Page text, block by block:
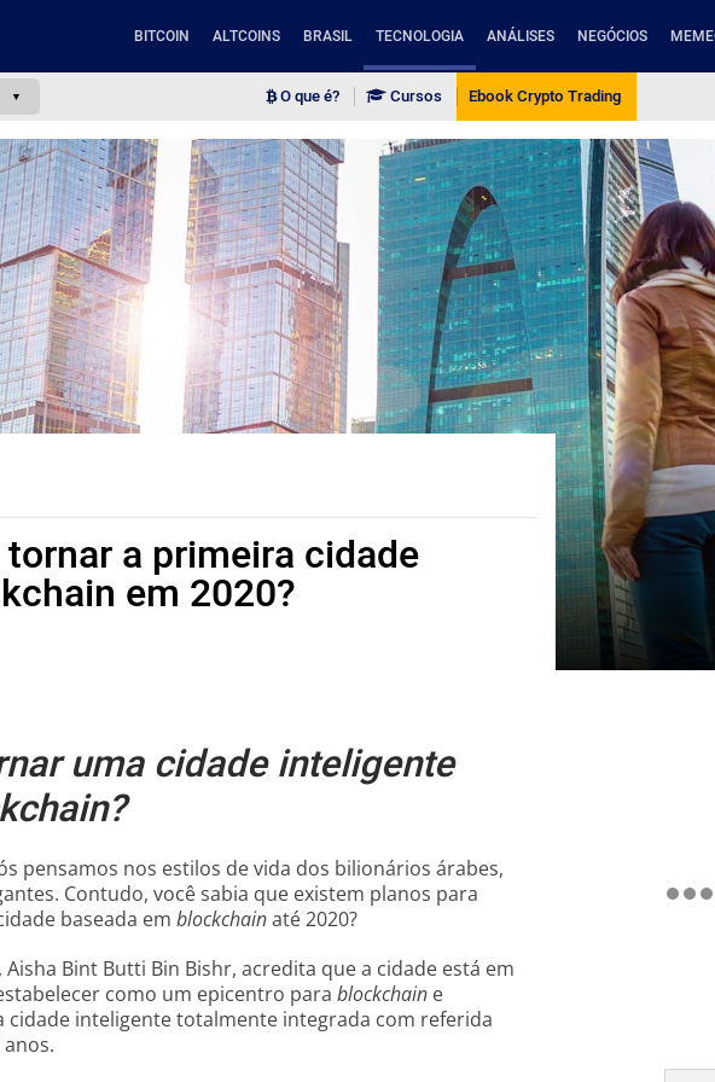
BITCOIN ALTCOINS BRASIL TECNOLOGIA ANÁLISES NEGÓCIOS
O que é? Cursos Ebook Crypto Trading
a primeira cidade
em 2020?
uma cidade inteligente
pensamos nos estilos de vida dos bilionários árabes,
Contudo, você sabia que existem planos para
baseada em blockchainaté 2020?
Bint Butti Bin Bishr, acredita que a cidade está em
como um epicentro para blockchain e
inteligente totalmente integrada com referida